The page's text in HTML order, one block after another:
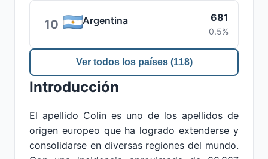
10 Argentina 681
0.5%
Ver todos los países (118)
Introducción
El apellido Colin es uno de los apellidos de
origen europeo que ha logrado extenderse y
consolidarse en diversas regiones del mundo.